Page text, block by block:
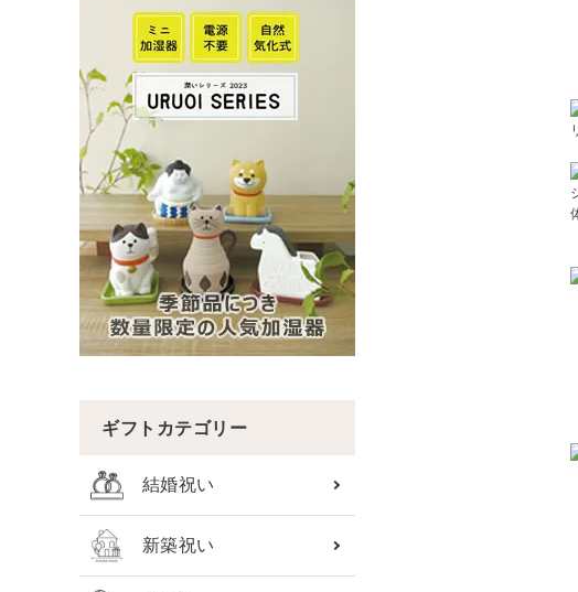
ギフトカテゴリー
結婚祝い
新築祝い